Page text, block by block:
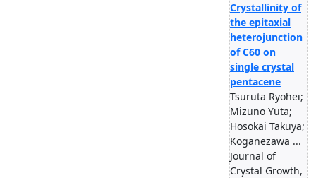
Crystallinity of
the epitaxial
heterojunction
of C60 on
single crystal
pentacene
Tsuruta Ryohei;
Mizuno Yuta;
Hosokai Takuya;
Koganezawa ...
Journal of
Crystal Growth,